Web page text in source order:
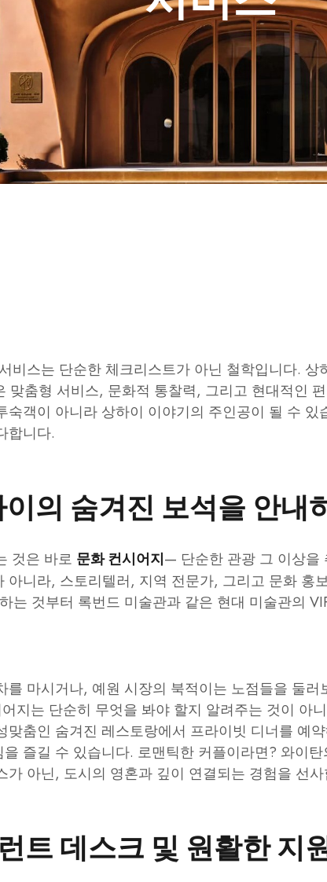
비스는 단순한 체크리스트가 아닌 철학입니다.
맞춤형 서비스, 문화적 통찰력, 그리고 현대적인
객이 아니라 상하이 이야기의 주인공이 될 수
합니다.
의 숨겨진 보석을 안내
것은 바로 문화 컨시어지 — 단순한 관광 그 이상을
아니라, 스토리텔러, 지역 전문가, 그리고 문화 홍
는 것부터 록번드 미술관과 같은 현대 미술관의
마시거나, 예원 시장의 북적이는 노점들을 둘
지는 단순히 무엇을 봐야 할지 알려주는 것이 아
춤인 숨겨진 레스토랑에서 프라이빗 디너를 예
즐길 수 있습니다. 로맨틱한 커플이라면? 와이
아닌, 도시의 영혼과 깊이 연결되는 경험을 선사
트 데스크 및 원활한 지